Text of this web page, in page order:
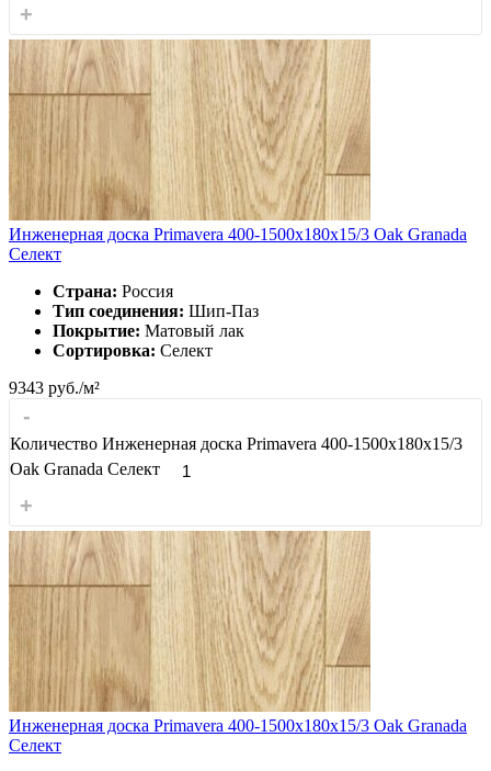
+
Инженерная доска Primavera 400-1500х180х15/3 Oak Granada
Селект
Страна: Россия
Тип соединения: Шип-Паз
Покрытие: Матовый лак
Сортировка: Селект
9343 руб./м²
-
Количество Инженерная доска Primavera 400-1500х180х15/3
Oak Granada Селект
+
Инженерная доска Primavera 400-1500х180х15/3 Oak Granada
Селект